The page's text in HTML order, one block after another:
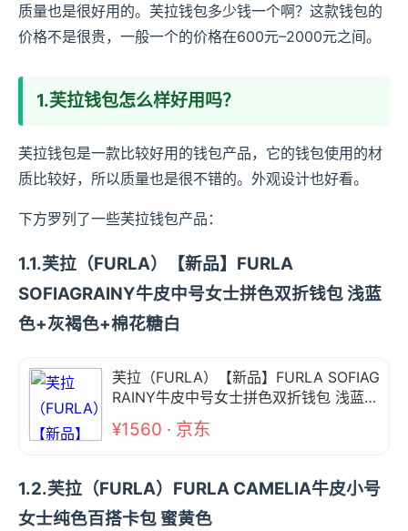
质量也是很好用的。芙拉钱包多少钱一个啊？这款钱包的
价格不是很贵，一般一个的价格在600元–2000元之间。
1.芙拉钱包怎么样好用吗？
芙拉钱包是一款比较好用的钱包产品，它的钱包使用的材
质比较好，所以质量也是很不错的。外观设计也好看。
下方罗列了一些芙拉钱包产品：
1.1.芙拉（FURLA）【新品】FURLA
SOFIAGRAINY牛皮中号女士拼色双折钱包 浅蓝
色+灰褐色+棉花糖白
芙拉（FURLA）【新品】FURLA SOFIAG
RAINY牛皮中号女士拼色双折钱包 浅蓝色
+灰褐色+棉花糖白
¥1560 · 京东
1.2.芙拉（FURLA）FURLA CAMELIA牛皮小号
女士纯色百搭卡包 蜜黄色